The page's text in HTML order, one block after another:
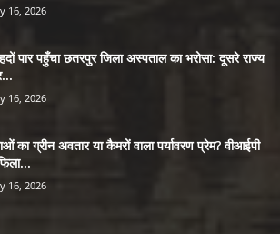
16, 2026
पार पहुँचा छतरपुर जिला अस्पताल का भरोसा: दूसरे राज्य
16, 2026
का ग्रीन अवतार या कैमरों वाला पर्यावरण प्रेम? वीआईपी
16, 2026